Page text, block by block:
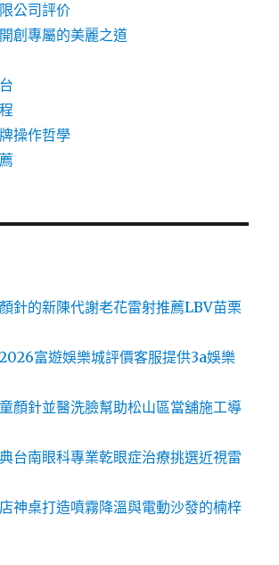
公司評价
創專屬的美麗之道
操作哲學
針的新陳代謝老花雷射推薦LBV苗栗
富遊娛樂城評價客服提供3a娛樂
顏針並醫洗臉幫助松山區當舖施工導
台南眼科專業乾眼症治療挑選近視雷
神桌打造噴霧降溫與電動沙發的楠梓